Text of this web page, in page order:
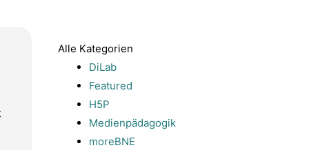
Alle Kategorien
DiLab
Featured
H5P
Medienpädagogik
moreBNE